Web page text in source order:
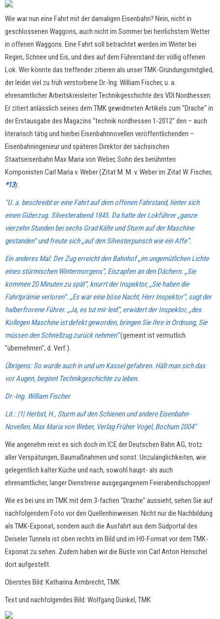
Wie war nun eine Fahrt mit der damaligen Eisenbahn? Nein, nicht in
geschlossenen Waggons, auch nicht im Sommer bei herrlichstem Wetter
in offenen Waggons. Eine Fahrt soll betrachtet werden im Winter bei
Regen, Schnee und Eis, und dies auf dem Führerstand der völlig offenen
Lok. Wer könnte das treffender zitieren als unser TMK-Gründungsmitglied,
der leider viel zu früh verstorbene Dr.-Ing. William Fischer, u. a.
ehrenamtlicher Arbeitskreisleiter Technikgeschichte des VDI Nordhessen.
Er zitiert anlässlich seines dem TMK gewidmeten Artikels zum "Drache" in
der Erstausgabe des Magazins "technik nordhessen 1-2012" den – auch
literarisch tätig und hierbei Eisenbahnnovellen veröffentlichenden –
Eisenbahningenieur und späteren Direktor der sächsischen
Staatseisenbahn Max Maria von Weber, Sohn des berühmten
Komponisten Carl Maria v. Weber (Zitat M. M. v. Weber im Zitat W. Fischer,
*13):
"U. a. beschreibt er eine Fahrt auf dem offenen Fahrstand, hinter sich
einen Güterzug. Silvesterabend 1845. Da hatte der Lokführer „ganze
vierzehn Stunden bei sechs Grad Kälte und Sturm auf der Maschine
gestanden“ und freute sich „auf den Silvesterpunsch wie ein Affe“.
Ein anderes Mal: Der Zug erreicht den Bahnhof „im ungemütlichen Lichte
eines stürmischen Wintermorgens“, Eiszapfen an den Dächern. „Sie
kommen 20 Minuten zu spät“, knurrt der Inspektor, „Sie haben die
Fahrtprämie verloren“. „Es war eine böse Nacht, Herr Inspektor“, sagt der
halberfrorene Führer. „Ja, es tut mir leid“, erwidert der Inspektor, „des
Kollegen Maschine ist defekt geworden, bringen Sie Ihre in Ordnung, Sie
müssen den Schnellzug zurücknehmen“(gemeint ist vermutlich
"übernehmen", d. Verf.).
Übrigens: So wurde auch in und um Kassel gefahren. Hält man sich das
vor Augen, beginnt Technikgeschichte zu leben.
Dr.-Ing. William Fischer
Lit.: |1| Herbst, H., Sturm auf den Schienen und andere Eisenbahn-
Novellen, Max Maria von Weber, Verlag Früher Vogel, Bochum 2004"
Wie angenehm reist es sich doch im ICE der Deutschen Bahn AG, trotz
aller Verspätungen, Baumaßnahmen und sonst. Unzulänglichkeiten, wie
gelegentlich kalter Küche und nach, sowohl haupt- als auch
ehrenamtlicher, langer Dienstreise ausgegangenem Feierabendschoppen!
Wie es bei uns im TMK mit dem 3-fachen "Drache" aussieht, sehen Sie auf
nachfolgendem Foto vor den Quellenhinweisen. Nicht nur die Nachbildung
als TMK-Exponat, sondern auch die Ausfahrt aus dem Südportal des
Deiseler Tunnels ist oben rechts im Bild und im H0-Format vor dem TMK-
Exponat zu sehen. Zudem haben wir die Büste von Carl Anton Henschel
dort aufgestellt.
Oberstes Bild: Katharina Armbrecht, TMK
Text und nachfolgendes Bild: Wolfgang Dünkel, TMK